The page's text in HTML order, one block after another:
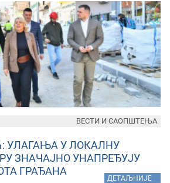
УЛАГАЊА У ЛОКАЛНУ
ЗНАЧАЈНО УНАПРЕЂУЈУ
ГРАЂАНА
ДЕТАЉНИЈЕ
ВЕСТИ И САОПШТЕЊА